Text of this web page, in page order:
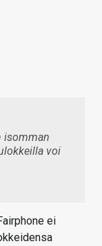
isomman
voi
ei